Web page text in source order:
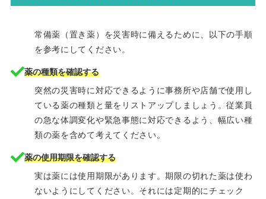
常備薬（置き薬）を災害時に備えるために、以下の手順
を参考にしてください。
薬の種類を確認する
突然の災害時に対応できるように事務所や店舗で使用し
ている薬の種類と量をリストアップしましょう。従業員
の急な体調変化や緊急事態に対応できるよう、幅広い種
類の薬を含めて考えてください。
薬の使用期限を確認する
実は薬には使用期限があります。期限の切れた薬は使わ
ないようにしてください。それには定期的にチェック